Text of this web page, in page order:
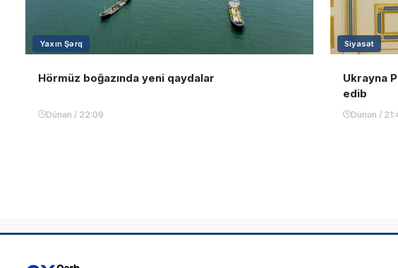
Yaxın Şərq
Hörmüz boğazında yeni qaydalar
Dünən / 22:09
Siyasət
Ukrayna
edib
Dünən /